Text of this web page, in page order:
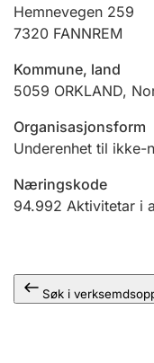
Andre tema
Hemnevegen 259
7320 FANNREM
Kommune, land
5059 ORKLAND,
Organisasjonsform
Underenhet til
Næringskode
94.992 Aktivitetar i
Søk i